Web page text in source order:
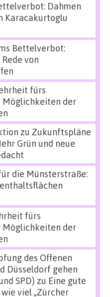
Dahmen
Karacakurtoglu
Bettelverbot:
von
fürs
der
zu Zukunftspläne
Grün und neue
die Münsterstraße:
fürs
der
des Offenen
Düsseldorf gehen
SPD) zu Eine gute
viel „Zürcher